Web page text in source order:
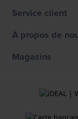
Service client
À propos de
Magasins